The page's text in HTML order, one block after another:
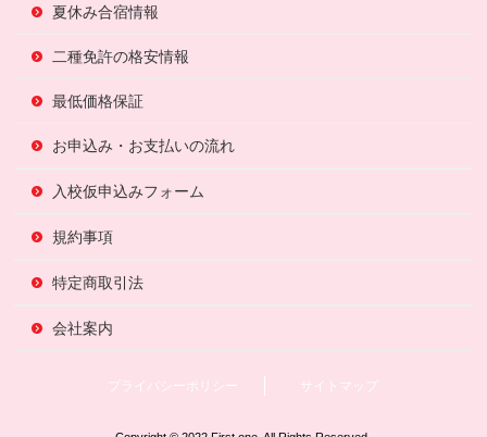
夏休み合宿情報
二種免許の格安情報
最低価格保証
お申込み・お支払いの流れ
入校仮申込みフォーム
規約事項
特定商取引法
会社案内
プライバシーポリシー サイトマップ